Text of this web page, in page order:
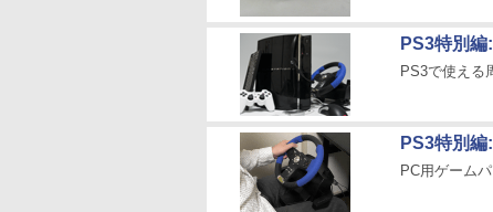
PS3特別
PS3で使える
PS3特別
PC用ゲーム